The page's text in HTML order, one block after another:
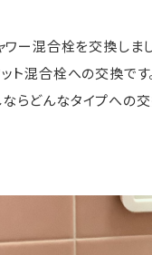
混合栓を交換しまし
ト混合栓への交換です
らどんなタイプへの交